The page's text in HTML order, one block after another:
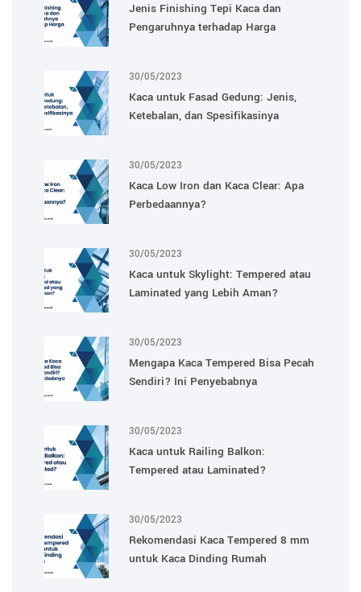
Jenis Finishing Tepi Kaca dan
Pengaruhnya terhadap Harga
30/05/2023
Kaca untuk Fasad Gedung: Jenis,
Ketebalan, dan Spesifikasinya
30/05/2023
Kaca Low Iron dan Kaca Clear: Apa
Perbedaannya?
30/05/2023
Kaca untuk Skylight: Tempered atau
Laminated yang Lebih Aman?
30/05/2023
Mengapa Kaca Tempered Bisa Pecah
Sendiri? Ini Penyebabnya
30/05/2023
Kaca untuk Railing Balkon:
Tempered atau Laminated?
30/05/2023
Rekomendasi Kaca Tempered 8 mm
untuk Kaca Dinding Rumah